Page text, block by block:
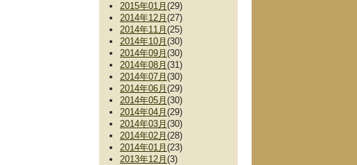
2015年01月 (29)
2014年12月 (27)
2014年11月 (25)
2014年10月 (30)
2014年09月 (30)
2014年08月 (31)
2014年07月 (30)
2014年06月 (29)
2014年05月 (30)
2014年04月 (29)
2014年03月 (30)
2014年02月 (28)
2014年01月 (23)
2013年12月 (3)